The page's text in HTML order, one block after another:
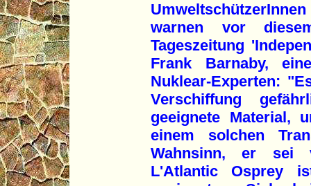
warnen vor
Tageszeitung
Frank Barnaby,
Nuklear-Experten:
Verschiffung
geeignete Material,
einem solchen
Wahnsinn, er sei
L'Atlantic Osprey